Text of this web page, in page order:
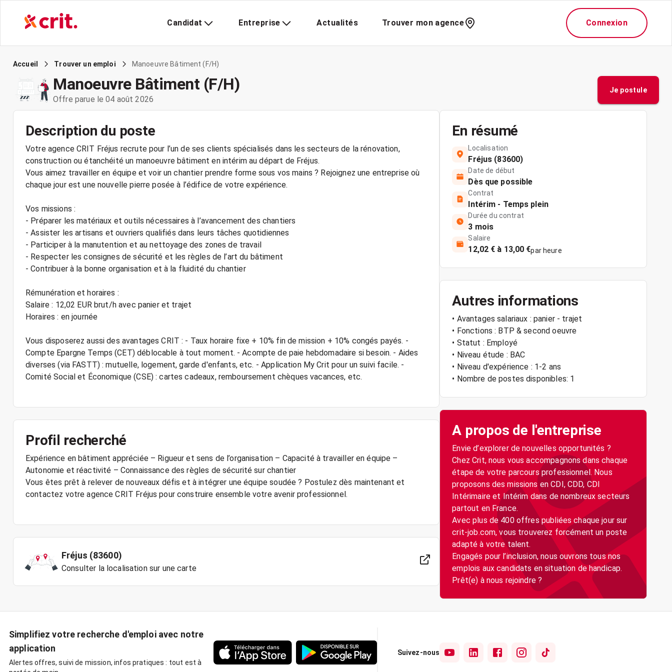
Candidat Entreprise Actualités Trouver mon agence Connexion
Accueil Trouver un emploi Manoeuvre Bâtiment (F/H)
Manoeuvre Bâtiment (F/H)
Offre parue le 04 août 2026
Je postule
Description du poste
Votre agence CRIT Fréjus recrute pour l’un de ses clients spécialisés dans les secteurs de la rénovation,
construction ou étanchéité un manoeuvre bâtiment en intérim au départ de Fréjus.
Vous aimez travailler en équipe et voir un chantier prendre forme sous vos mains ? Rejoignez une entreprise où
chaque jour est une nouvelle pierre posée à l’édifice de votre expérience.
Vos missions :
- Préparer les matériaux et outils nécessaires à l’avancement des chantiers
- Assister les artisans et ouvriers qualifiés dans leurs tâches quotidiennes
- Participer à la manutention et au nettoyage des zones de travail
- Respecter les consignes de sécurité et les règles de l’art du bâtiment
- Contribuer à la bonne organisation et à la fluidité du chantier
Rémunération et horaires :
Salaire : 12,02 EUR brut/h avec panier et trajet
Horaires : en journée
Vous disposerez aussi des avantages CRIT : - Taux horaire fixe + 10% fin de mission + 10% congés payés. -
Compte Epargne Temps (CET) déblocable à tout moment. - Acompte de paie hebdomadaire si besoin. - Aides
diverses (via FASTT) : mutuelle, logement, garde d'enfants, etc. - Application My Crit pour un suivi facile. -
Comité Social et Économique (CSE) : cartes cadeaux, remboursement chèques vacances, etc.
Profil recherché
Expérience en bâtiment appréciée – Rigueur et sens de l’organisation – Capacité à travailler en équipe –
Autonomie et réactivité – Connaissance des règles de sécurité sur chantier
Vous êtes prêt à relever de nouveaux défis et à intégrer une équipe soudée ? Postulez dès maintenant et
contactez votre agence CRIT Fréjus pour construire ensemble votre avenir professionnel.
Fréjus (83600)
Consulter la localisation sur une carte
En résumé
Localisation
Fréjus (83600)
Date de début
Dès que possible
Contrat
Intérim - Temps plein
Durée du contrat
3 mois
Salaire
12,02 € à 13,00 €par heure
Autres informations
• Avantages salariaux : panier - trajet
• Fonctions : BTP & second oeuvre
• Statut : Employé
• Niveau étude : BAC
• Niveau d'expérience : 1-2 ans
• Nombre de postes disponibles: 1
A propos de l'entreprise
Envie d’explorer de nouvelles opportunités ?
Chez Crit, nous vous accompagnons dans chaque
étape de votre parcours professionnel. Nous
proposons des missions en CDI, CDD, CDI
Intérimaire et Intérim dans de nombreux secteurs
partout en France.
Avec plus de 400 offres publiées chaque jour sur
crit-job.com, vous trouverez forcément un poste
adapté à votre talent.
Engagés pour l’inclusion, nous ouvrons tous nos
emplois aux candidats en situation de handicap.
Simplifiez votre recherche d'emploi avec notre
application
Alertes offres, suivi de mission, infos pratiques : tout est à
Suivez-nous